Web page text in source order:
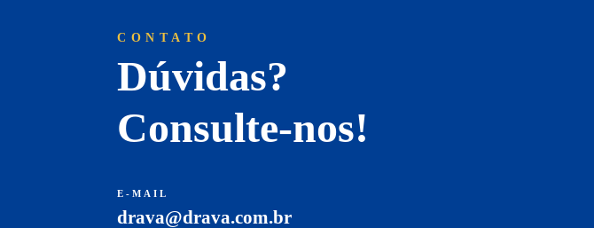
CONTATO
Dúvidas?
Consulte-nos!
E-MAIL
drava@drava.com.br